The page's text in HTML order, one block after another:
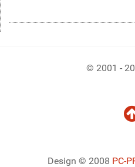
© 2001 -
Design © 2008 PC-